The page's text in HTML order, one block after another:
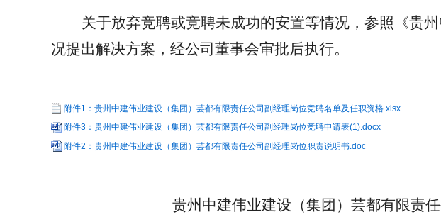
关于放弃竞聘或竞聘未成功的安置等情况， 参照 《贵
况提出解决方案 ，经公司董事会审批后执行。
附件1：贵州中建伟业建设（集团）芸都有限责任公司副经理岗位竞聘名单及任职资格.xlsx
附件3：贵州中建伟业建设（集团）芸都有限责任公司副经理岗位竞聘申请表(1).docx
附件2：贵州中建伟业建设（集团）芸都有限责任公司副经理岗位职责说明书.doc
贵州中建伟业建设（集团）芸都有限责任